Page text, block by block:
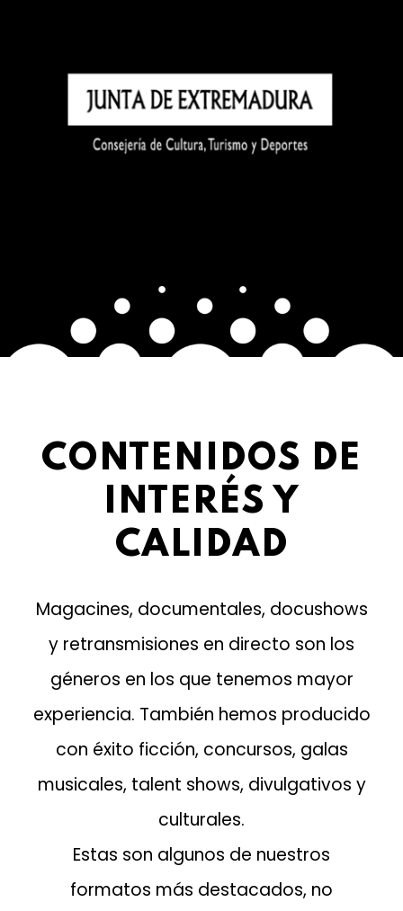
CONTENIDOS DE
INTERÉS Y
CALIDAD
Magacines, documentales, docushows
y retransmisiones en directo son los
géneros en los que tenemos mayor
experiencia. También hemos producido
con éxito ficción, concursos, galas
musicales, talent shows, divulgativos y
culturales.
Estas son algunos de nuestros
formatos más destacados, no